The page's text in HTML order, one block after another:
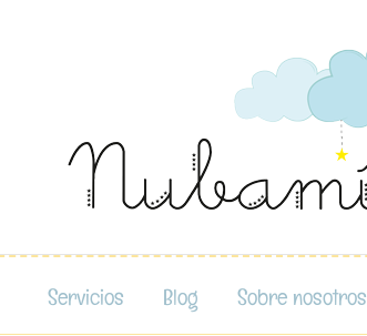
Servicios Blog Sobre nosotros